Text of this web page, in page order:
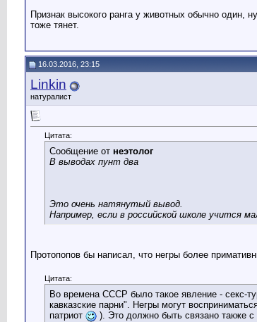
Признак высокого ранга у животных обычно один,
тоже тянет.
16.03.2016, 23:15
Linkin
натуралист
Цитата:
Сообщение от неэтолог
В выводах пунт два
Это очень натянутый вывод.
Например, если в российской школе учится
Протопопов бы написал, что негры более
Цитата:
Во времена СССР было такое явление - секс-
кавказские парни". Негры могут
патриот
). Это должно быть связано также